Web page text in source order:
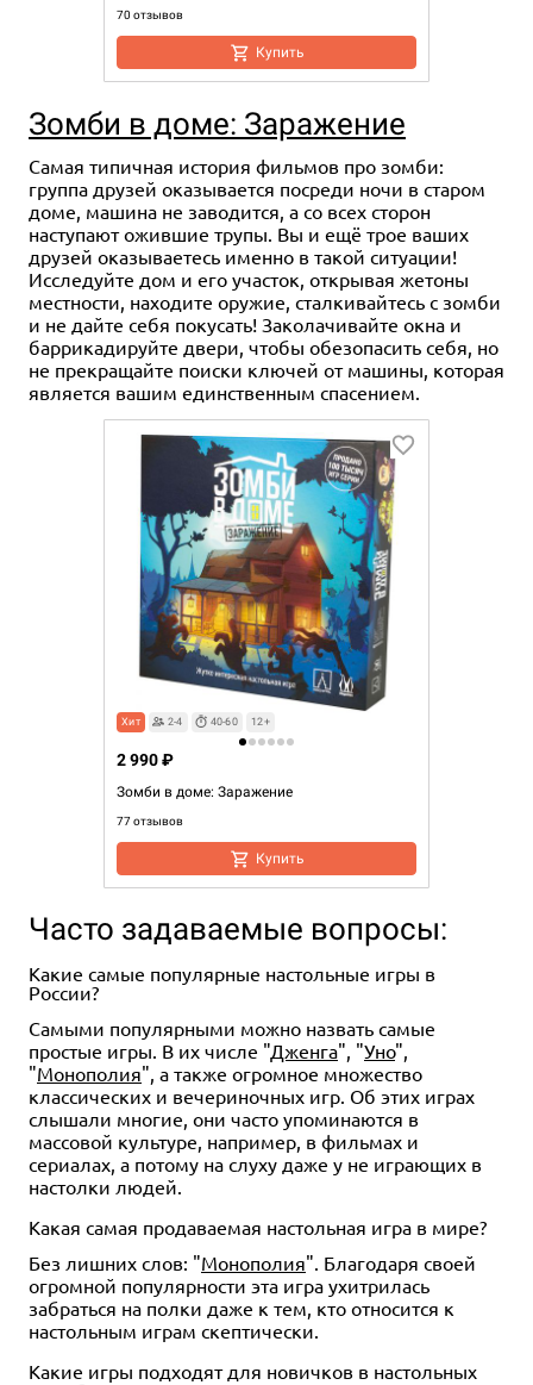
70 отзывов
Купить
Зомби в доме: Заражение
Самая типичная история фильмов про зомби:
группа друзей оказывается посреди ночи в старом
доме, машина не заводится, а со всех сторон
наступают ожившие трупы. Вы и ещё трое ваших
друзей оказываетесь именно в такой ситуации!
Исследуйте дом и его участок, открывая жетоны
местности, находите оружие, сталкивайтесь с зомби
и не дайте себя покусать! Заколачивайте окна и
баррикадируйте двери, чтобы обезопасить себя, но
не прекращайте поиски ключей от машины, которая
является вашим единственным спасением.
Хит 2-4 40-60 12+
Зомби в доме: Заражение
77 отзывов
2 990 ₽
Купить
Часто задаваемые вопросы:
Какие самые популярные настольные игры в
России?
Самыми популярными можно назвать самые
простые игры. В их числе "Дженга", "Уно",
"Монополия", а также огромное множество
классических и вечериночных игр. Об этих играх
слышали многие, они часто упоминаются в
массовой культуре, например, в фильмах и
сериалах, а потому на слуху даже у не играющих в
настолки людей.
Какая самая продаваемая настольная игра в мире?
Без лишних слов: "Монополия". Благодаря своей
огромной популярности эта игра ухитрилась
забраться на полки даже к тем, кто относится к
настольным играм скептически.
Какие игры подходят для новичков в настольных